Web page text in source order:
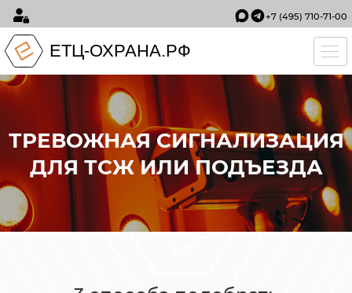
+7 (495) 710-71-00
ЕТЦ-ОХРАНА.РФ
ТРЕВОЖНАЯ СИГНАЛИЗАЦИЯ
ДЛЯ ТСЖ ИЛИ ПОДЪЕЗДА